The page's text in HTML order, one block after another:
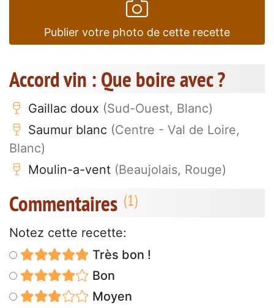
Publier votre photo de cette recette
Accord vin : Que boire avec ?
Gaillac doux (Sud-Ouest, Blanc)
Saumur blanc (Centre - Val de Loire,
Blanc)
Moulin-a-vent (Beaujolais, Rouge)
Commentaires
Notez cette recette:
Très bon !
Bon
Moyen